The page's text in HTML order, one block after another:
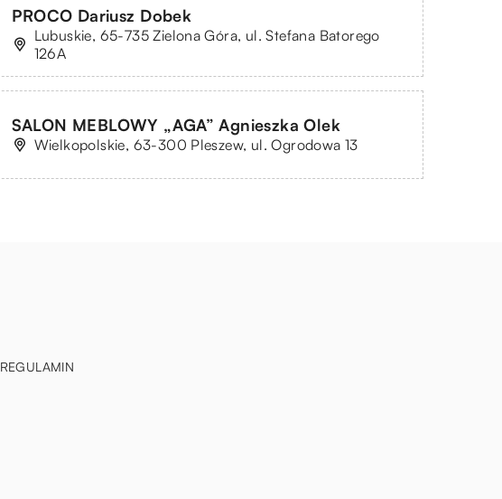
PROCO Dariusz Dobek
Lubuskie, 65-735 Zielona Góra, ul. Stefana Batorego
126A
SALON MEBLOWY „AGA” Agnieszka Olek
Wielkopolskie, 63-300 Pleszew, ul. Ogrodowa 13
REGULAMIN